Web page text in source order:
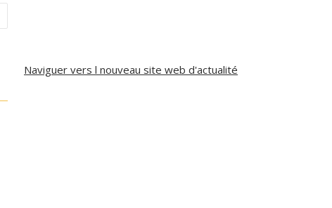
Naviguer vers l nouveau site web d'actualité